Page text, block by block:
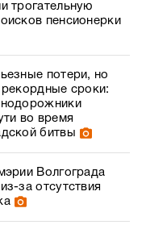
трогательную
пенсионерки
потери, но
рекордные сроки:
во время
битвы
Волгограда
за отсутствия